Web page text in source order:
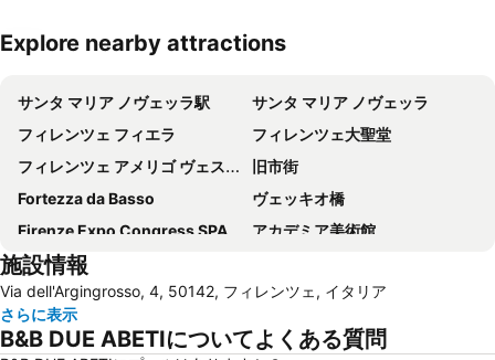
Explore nearby attractions
サンタ マリア ノヴェッラ駅
サンタ マリア ノヴェッラ
フィレンツェ フィエラ
フィレンツェ大聖堂
フィレンツェ アメリゴ ヴェスプッチ空港
旧市街
Fortezza da Basso
ヴェッキオ橋
Firenze Expo Congress SPA
アカデミア美術館
Galleria degli Uffizi
ジョットの鐘楼
San Lorenzo Market
Mercato di San Lorenzo
(ピエンツァ)フィレンツェ歴史地区
施設情報
Via dell'Argingrosso, 4, 50142, フィレンツェ, イタリア
さらに表示
B&B DUE ABETIについてよくある質問